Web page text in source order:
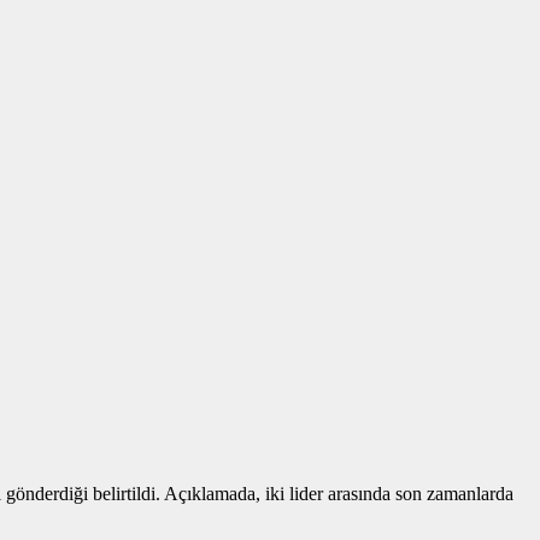
belirtildi. Açıklamada, iki lider arasında son zamanlarda